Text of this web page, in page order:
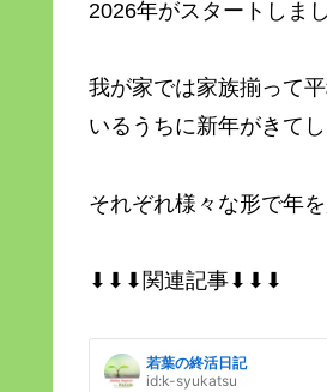
2026年がスタートしま
我が家では家族揃って
いるうちに新年がきて
それぞれ様々な形で年
⬇⬇⬇関連記事⬇⬇⬇